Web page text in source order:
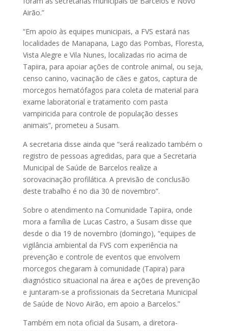
Airão.”
“Em apoio às equipes municipais, a FVS estará nas
localidades de Manapana, Lago das Pombas, Floresta,
Vista Alegre e Vila Nunes, localizadas rio acima de
Tapiira, para apoiar ações de controle animal, ou seja,
censo canino, vacinação de cães e gatos, captura de
morcegos hematófagos para coleta de material para
exame laboratorial e tratamento com pasta
vampiricida para controle de população desses
animais”, prometeu a Susam.
A secretaria disse ainda que “será realizado também o
registro de pessoas agredidas, para que a Secretaria
Municipal de Saúde de Barcelos realize a
sorovacinação profilática. A previsão de conclusão
deste trabalho é no dia 30 de novembro”.
Sobre o atendimento na Comunidade Tapiira, onde
mora a família de Lucas Castro, a Susam disse que
desde o dia 19 de novembro (domingo), “equipes de
vigilância ambiental da FVS com experiência na
prevenção e controle de eventos que envolvem
morcegos chegaram à comunidade (Tapira) para
diagnóstico situacional na área e ações de prevenção
e juntaram-se a profissionais da Secretaria Municipal
de Saúde de Novo Airão, em apoio a Barcelos.”
Também em nota oficial da Susam, a diretora-